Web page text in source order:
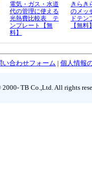
電気・ガス・水道
代の管理に使える
光熱費比較表 テ
ンプレート【無
料】
きらき
のメッ
ドテン
【無料
い合わせフォーム | 個人情報
TB Co.,Ltd. All rights